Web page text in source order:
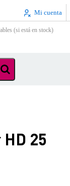
Mi cuenta
(si está en stock)
25